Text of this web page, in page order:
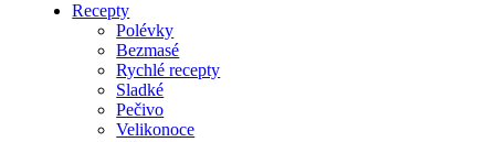
Recepty
Polévky
Bezmasé
Rychlé recepty
Sladké
Pečivo
Velikonoce